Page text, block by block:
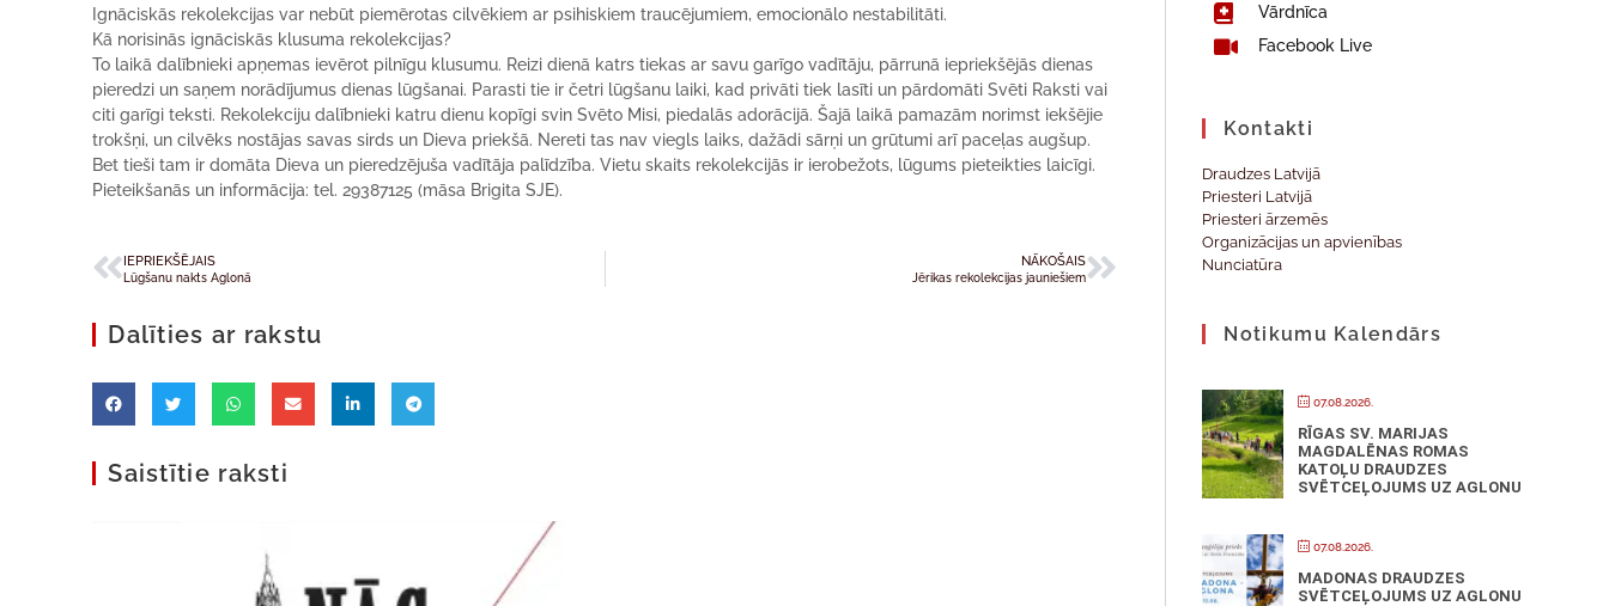
Ignāciskās rekolekcijas var nebūt piemērotas cilvēkiem ar psihiskiem traucējumiem, emocionālo nestabilitāti.
Kā norisinās ignāciskās klusuma rekolekcijas?
To laikā dalībnieki apņemas ievērot pilnīgu klusumu. Reizi dienā katrs tiekas ar savu garīgo vadītāju, pārrunā iepriekšējās dienas
pieredzi un saņem norādījumus dienas lūgšanai. Parasti tie ir četri lūgšanu laiki, kad privāti tiek lasīti un pārdomāti Svēti Raksti vai
citi garīgi teksti. Rekolekciju dalībnieki katru dienu kopīgi svin Svēto Misi, piedalās adorācijā. Šajā laikā pamazām norimst iekšējie
trokšņi, un cilvēks nostājas savas sirds un Dieva priekšā. Nereti tas nav viegls laiks, dažādi sārņi un grūtumi arī paceļas augšup.
Bet tieši tam ir domāta Dieva un pieredzējuša vadītāja palīdzība. Vietu skaits rekolekcijās ir ierobežots, lūgums pieteikties laicīgi.
Pieteikšanās un informācija: tel. 29387125 (māsa Brigita SJE).
IEPRIEKŠĒJAIS
Lūgšanu nakts Aglonā
NĀKOŠAIS
Jērikas rekolekcijas jauniešiem
Dalīties ar rakstu
Saistītie raksti
Vārdnīca
Facebook Live
Kontakti
Draudzes Latvijā
Priesteri Latvijā
Priesteri ārzemēs
Organizācijas un apvienības
Nunciatūra
Notikumu Kalendārs
07.08.2026.
RĪGAS SV. MARIJAS
MAGDALĒNAS ROMAS
KATOĻU DRAUDZES
SVĒTCEĻOJUMS UZ AGLONU
07.08.2026.
MADONAS DRAUDZES
SVĒTCEĻOJUMS UZ AGLONU